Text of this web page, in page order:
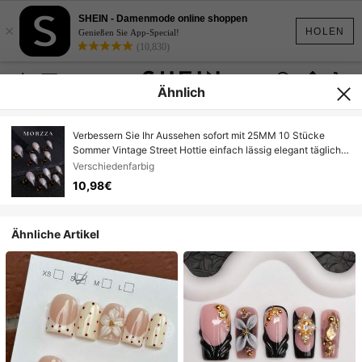
HOLEN
×
SHEIN - Damenmode online shoppen
Genießen Sie App-Special!
(10,830)
Ähnlich
Verbessern Sie Ihr Aussehen sofort mit 25MM 10 Stücke
Sommer Vintage Street Hottie einfach lässig elegant täglich
exquisit süß bunt transparent spitz zulaufende Katzenaugen-
Pressauf-Nägel Fake Nagel Set, geeignet für Mädchen und
Frauen, macht Sie charmanter
Verschiedenfarbig
10,98€
Ähnliche Artikel